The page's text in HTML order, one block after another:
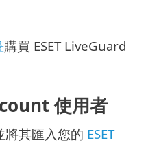
購買 ESET LiveGuard
使用者
將其匯入您的 ESET